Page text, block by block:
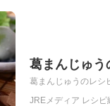
葛まんじゅう
葛まんじゅうのレシ
JREメディア レシピ